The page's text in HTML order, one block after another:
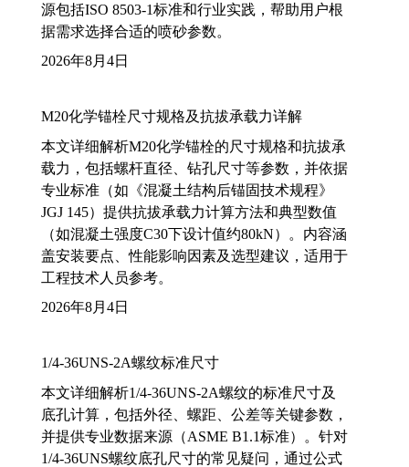
源包括ISO 8503-1标准和行业实践，帮助用户根
据需求选择合适的喷砂参数。
2026年8月4日
M20化学锚栓尺寸规格及抗拔承载力详解
本文详细解析M20化学锚栓的尺寸规格和抗拔承
载力，包括螺杆直径、钻孔尺寸等参数，并依据
专业标准（如《混凝土结构后锚固技术规程》
JGJ 145）提供抗拔承载力计算方法和典型数值
（如混凝土强度C30下设计值约80kN）。内容涵
盖安装要点、性能影响因素及选型建议，适用于
工程技术人员参考。
2026年8月4日
1/4-36UNS-2A螺纹标准尺寸
本文详细解析1/4-36UNS-2A螺纹的标准尺寸及
底孔计算，包括外径、螺距、公差等关键参数，
并提供专业数据来源（ASME B1.1标准）。针对
1/4-36UNS螺纹底孔尺寸的常见疑问，通过公式